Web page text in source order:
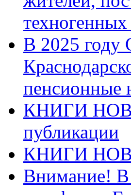
техногенных
В 2025 году
пенсионные
КНИГИ
публикации
КНИГИ
Внимание! В